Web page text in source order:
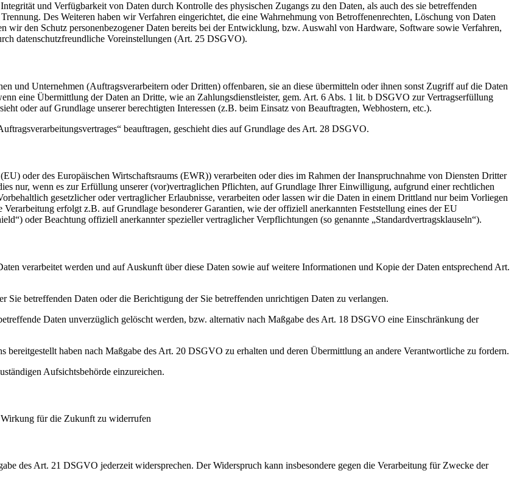
und Verfügbarkeit von Daten durch Kontrolle des physischen Zugangs zu den Daten, als auch des sie betreffenden
Des Weiteren haben wir Verfahren eingerichtet, die eine Wahrnehmung von Betroffenenrechten, Löschung von Daten
wir den Schutz personenbezogener Daten bereits bei der Entwicklung, bzw. Auswahl von Hardware, Software sowie Verfahren,
datenschutzfreundliche Voreinstellungen (Art. 25 DSGVO).
und Unternehmen (Auftragsverarbeitern oder Dritten) offenbaren, sie an diese übermitteln oder ihnen sonst Zugriff auf die Daten
eine Übermittlung der Daten an Dritte, wie an Zahlungsdienstleister, gem. Art. 6 Abs. 1 lit. b DSGVO zur Vertragserfüllung
oder auf Grundlage unserer berechtigten Interessen (z.B. beim Einsatz von Beauftragten, Webhostern, etc.).
beauftragen, geschieht dies auf Grundlage des Art. 28 DSGVO.
oder des Europäischen Wirtschaftsraums (EWR)) verarbeiten oder dies im Rahmen der Inanspruchnahme von Diensten Dritter
nur, wenn es zur Erfüllung unserer (vor)vertraglichen Pflichten, auf Grundlage Ihrer Einwilligung, aufgrund einer rechtlichen
gesetzlicher oder vertraglicher Erlaubnisse, verarbeiten oder lassen wir die Daten in einem Drittland nur beim Vorliegen
erfolgt z.B. auf Grundlage besonderer Garantien, wie der offiziell anerkannten Feststellung eines der EU
oder Beachtung offiziell anerkannter spezieller vertraglicher Verpflichtungen (so genannte „Standardvertragsklauseln“).
verarbeitet werden und auf Auskunft über diese Daten sowie auf weitere Informationen und Kopie der Daten entsprechend Art.
betreffenden Daten oder die Berichtigung der Sie betreffenden unrichtigen Daten zu verlangen.
Daten unverzüglich gelöscht werden, bzw. alternativ nach Maßgabe des Art. 18 DSGVO eine Einschränkung der
bereitgestellt haben nach Maßgabe des Art. 20 DSGVO zu erhalten und deren Übermittlung an andere Verantwortliche zu fordern.
Aufsichtsbehörde einzureichen.
für die Zukunft zu widerrufen
des Art. 21 DSGVO jederzeit widersprechen. Der Widerspruch kann insbesondere gegen die Verarbeitung für Zwecke der